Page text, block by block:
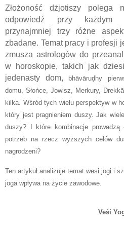
Złożoność dżjotiszy polega
odpowiedź przy każdym
przynajmniej trzy różne
zbadane. Temat pracy i profesji
zmusza astrologów do
w horoskopie, takich jak
jedenasty dom,
bhāvāruḍhy
domu, Słońce, Jowisz, Merkury,
kilka. Wśród tych wielu perspektyw w
który jest pragnieniem duszy. Jak
duszy? I które kombinacje prowadzą
potrzeb na rzecz wyższych celów
nagrodzeni?
Ten artykuł analizuje temat wesi jogi i
joga wpływa na życie zawodowe.
Veśi